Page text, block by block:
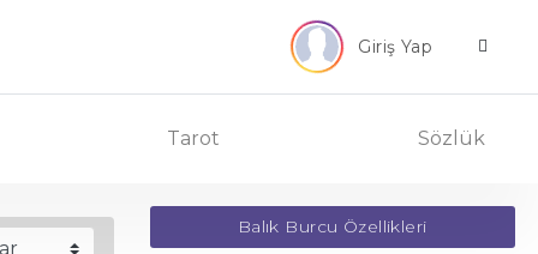
Giriş Yap
Tarot Sözlük
Balık Burcu Özellikleri